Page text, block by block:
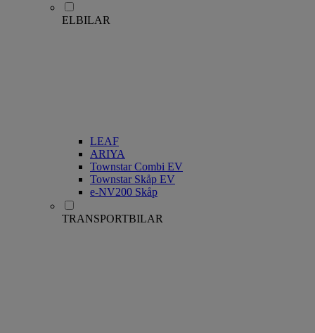
ELBILAR
LEAF
ARIYA
Townstar Combi EV
Townstar Skåp EV
e-NV200 Skåp
TRANSPORTBILAR